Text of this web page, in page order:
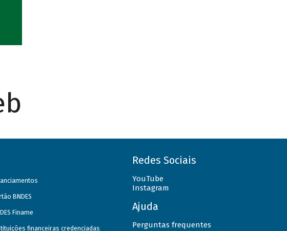
BNDES
Finame
financeiras credenciadas
Redes Sociais
YouTube
Instagram
Ajuda
Perguntas frequentes